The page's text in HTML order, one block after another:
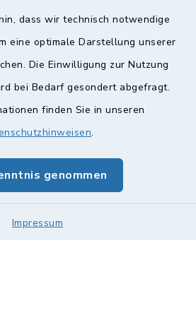
dass wir technisch notwendige
eine optimale Darstellung unserer
Die Einwilligung zur Nutzung
bei Bedarf gesondert abgefragt.
finden Sie in unseren
.
genommen
Impressum
Impressum
Sitemap